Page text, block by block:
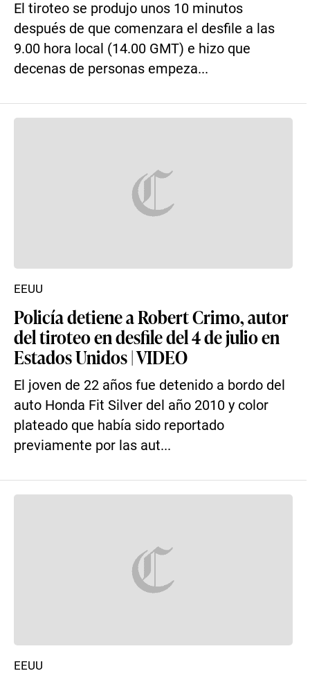
El tiroteo se produjo unos 10 minutos
después de que comenzara el desfile a las
9.00 hora local (14.00 GMT) e hizo que
decenas de personas empeza...
Policía detiene a Robert Crimo, autor
del tiroteo en desfile del 4 de julio en
Estados Unidos | VIDEO
El joven de 22 años fue detenido a bordo del
auto Honda Fit Silver del año 2010 y color
plateado que había sido reportado
previamente por las aut...
EEUU
EEUU